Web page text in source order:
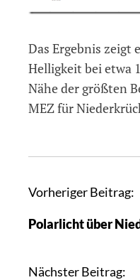
Das Ergebnis zeigt
Helligkeit bei etwa
Nähe der größten
MEZ für
B
i
r
Vorheriger Beitrag:
Polarlicht über
Nächster Beitrag: